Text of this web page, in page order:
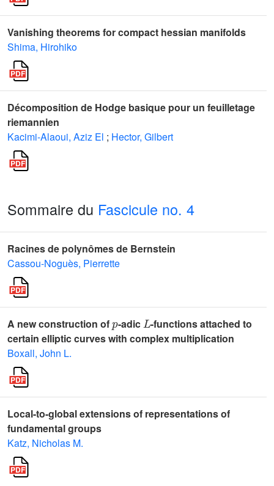
Vanishing theorems for compact hessian manifolds
Shima, Hirohiko
Décomposition de Hodge basique pour un feuilletage
riemannien
Kacimi-Alaoui, Aziz El ; Hector, Gilbert
Sommaire du Fascicule no. 4
Racines de polynômes de Bernstein
Cassou-Noguès, Pierrette
A new construction of -adic
L
-functions attached to
certain elliptic curves with complex multiplication
Boxall, John L.
Local-to-global extensions of representations of
fundamental groups
Katz, Nicholas M.